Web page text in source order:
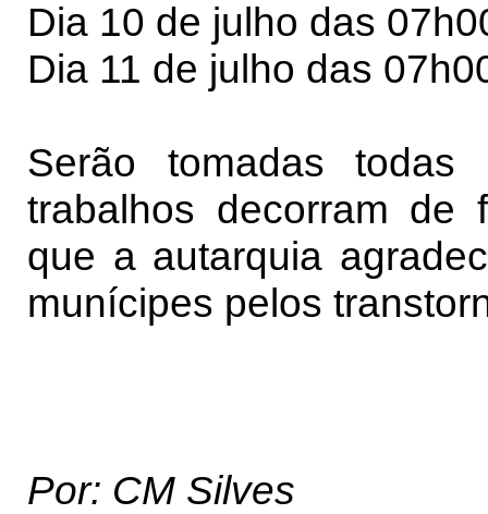
Dia 10 de julho das
Dia 11 de julho das
Serão tomadas
trabalhos decorram de
que a autarquia
munícipes pelos
Por: CM Silves